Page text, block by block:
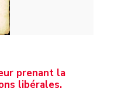
prenant la
libérales.